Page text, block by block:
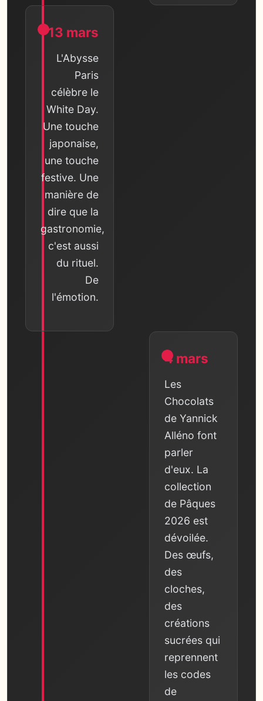
13 mars
L'Abysse
Paris
célèbre le
White Day.
Une touche
japonaise,
une touche
festive. Une
manière de
dire que la
gastronomie,
c'est aussi
du rituel.
De
l'émotion.
4 mars
Les
Chocolats
de Yannick
Alléno font
parler
d'eux. La
collection
de Pâques
2026 est
dévoilée.
Des œufs,
des
cloches,
des
créations
sucrées qui
reprennent
les codes
de